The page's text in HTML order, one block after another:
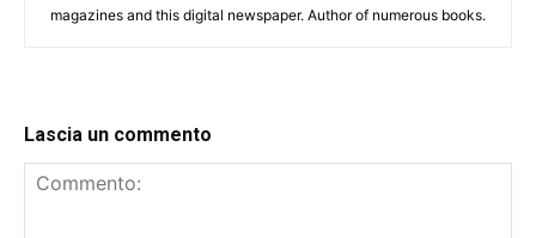
magazines and this digital newspaper. Author of numerous books.
Lascia un commento